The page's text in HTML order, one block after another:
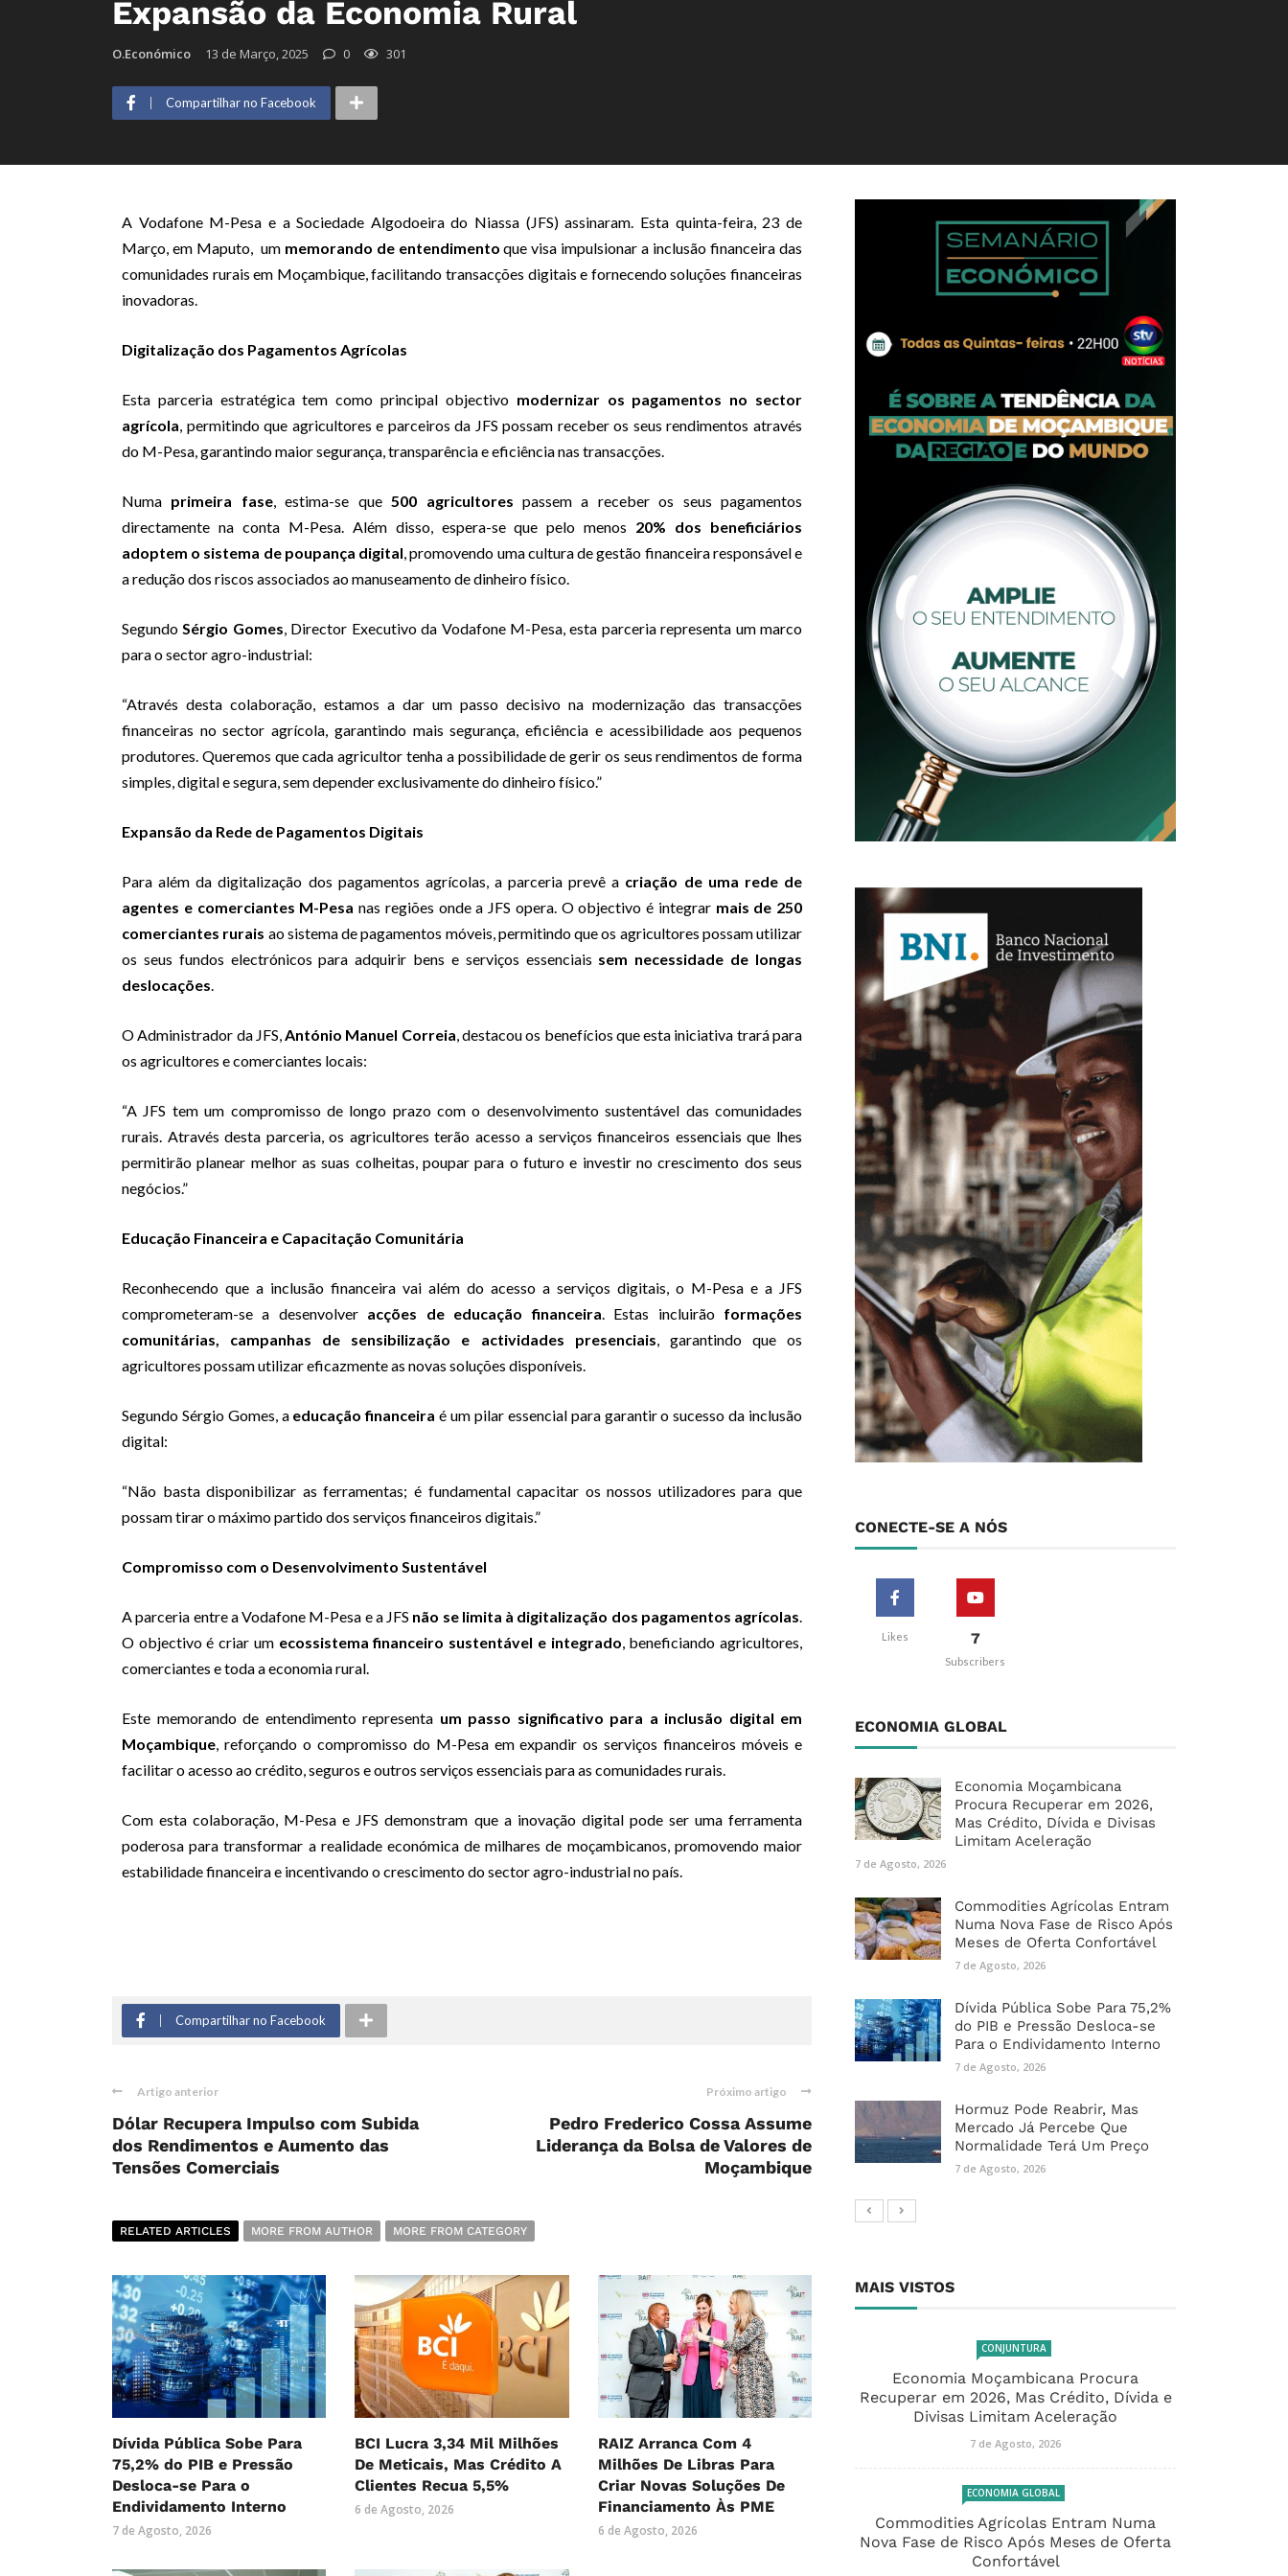
Expansão da Economia Rural
O.Económico 13 de Março, 2025 0 301
Compartilhar no Facebook
A Vodafone M-Pesa e a Sociedade Algodoeira do Niassa (JFS) assinaram. Esta quinta-feira, 23 de
Março, em Maputo, um memorando de entendimento que visa impulsionar a inclusão financeira das
comunidades rurais em Moçambique, facilitando transacções digitais e fornecendo soluções financeiras
inovadoras.
Digitalização dos Pagamentos Agrícolas
Esta parceria estratégica tem como principal objectivo modernizar os pagamentos no sector
agrícola, permitindo que agricultores e parceiros da JFS possam receber os seus rendimentos através
do M-Pesa, garantindo maior segurança, transparência e eficiência nas transacções.
Numa primeira fase, estima-se que500 agricultores passem a receber os seus pagamentos
directamente na conta M-Pesa. Além disso, espera-se que pelo menos 20% dos beneficiários
adoptem o sistema de poupança digital, promovendo uma cultura de gestão financeira responsável e
a redução dos riscos associados ao manuseamento de dinheiro físico.
SegundoSérgio Gomes, Director Executivo da Vodafone M-Pesa, esta parceria representa um marco
para o sector agro-industrial:
“Através desta colaboração, estamos a dar um passo decisivo na modernização das transacções
financeiras no sector agrícola, garantindo mais segurança, eficiência e acessibilidade aos pequenos
produtores. Queremos que cada agricultor tenha a possibilidade de gerir os seus rendimentos de forma
simples, digital e segura, sem depender exclusivamente do dinheiro físico.”
Expansão da Rede de Pagamentos Digitais
Para além da digitalização dos pagamentos agrícolas, a parceria prevê a criação de uma rede de
agentes e comerciantes M-Pesa nas regiões onde a JFS opera. O objectivo é integrar mais de 250
comerciantes rurais ao sistema de pagamentos móveis, permitindo que os agricultores possam utilizar
os seus fundos electrónicos para adquirir bens e serviços essenciais sem necessidade de longas
deslocações.
O Administrador da JFS,António Manuel Correia, destacou os benefícios que esta iniciativa trará para
os agricultores e comerciantes locais:
“A JFS tem um compromisso de longo prazo com o desenvolvimento sustentável das comunidades
rurais. Através desta parceria, os agricultores terão acesso a serviços financeiros essenciais que lhes
permitirão planear melhor as suas colheitas, poupar para o futuro e investir no crescimento dos seus
negócios.”
Educação Financeira e Capacitação Comunitária
Reconhecendo que a inclusão financeira vai além do acesso a serviços digitais, o M-Pesa e a JFS
comprometeram-se a desenvolver acções de educação financeira. Estas incluirão formações
comunitárias, campanhas de sensibilização e actividades presenciais, garantindo que os
agricultores possam utilizar eficazmente as novas soluções disponíveis.
Segundo Sérgio Gomes, a educação financeira é um pilar essencial para garantir o sucesso da inclusão
digital:
“Não basta disponibilizar as ferramentas; é fundamental capacitar os nossos utilizadores para que
possam tirar o máximo partido dos serviços financeiros digitais.”
Compromisso com o Desenvolvimento Sustentável
A parceria entre a Vodafone M-Pesa e a JFS não se limita à digitalização dos pagamentos agrícolas.
O objectivo é criar um ecossistema financeiro sustentável e integrado, beneficiando agricultores,
comerciantes e toda a economia rural.
Este memorando de entendimento representa um passo significativo para a inclusão digital em
Moçambique, reforçando o compromisso do M-Pesa em expandir os serviços financeiros móveis e
facilitar o acesso ao crédito, seguros e outros serviços essenciais para as comunidades rurais.
Com esta colaboração, M-Pesa e JFS demonstram que a inovação digital pode ser uma ferramenta
poderosa para transformar a realidade económica de milhares de moçambicanos, promovendo maior
estabilidade financeira e incentivando o crescimento do sector agro-industrial no país.
Compartilhar no Facebook
Artigo anterior
Dólar Recupera Impulso com Subida
dos Rendimentos e Aumento das
Tensões Comerciais
Próximo artigo
Pedro Frederico Cossa Assume
Liderança da Bolsa de Valores de
Moçambique
RELATED ARTICLES MORE FROM AUTHOR MORE FROM CATEGORY
Dívida Pública Sobe Para
75,2% do PIB e Pressão
Desloca-se Para o
Endividamento Interno
7 de Agosto, 2026
BCI Lucra 3,34 Mil Milhões
De Meticais, Mas Crédito A
Clientes Recua 5,5%
6 de Agosto, 2026
RAIZ Arranca Com 4
Milhões De Libras Para
Criar Novas Soluções De
Financiamento Às PME
6 de Agosto, 2026
CONECTE-SE A NÓS
Likes 7
Subscribers
ECONOMIA GLOBAL
Economia Moçambicana
Procura Recuperar em 2026,
Mas Crédito, Dívida e Divisas
Limitam Aceleração
7 de Agosto, 2026
Commodities Agrícolas Entram
Numa Nova Fase de Risco Após
Meses de Oferta Confortável
7 de Agosto, 2026
Dívida Pública Sobe Para 75,2%
do PIB e Pressão Desloca-se
Para o Endividamento Interno
7 de Agosto, 2026
Hormuz Pode Reabrir, Mas
Mercado Já Percebe Que
Normalidade Terá Um Preço
7 de Agosto, 2026
MAIS VISTOS
CONJUNTURA
Economia Moçambicana Procura
Recuperar em 2026, Mas Crédito, Dívida e
Divisas Limitam Aceleração
7 de Agosto, 2026
ECONOMIA GLOBAL
Commodities Agrícolas Entram Numa
Nova Fase de Risco Após Meses de Oferta
Confortável